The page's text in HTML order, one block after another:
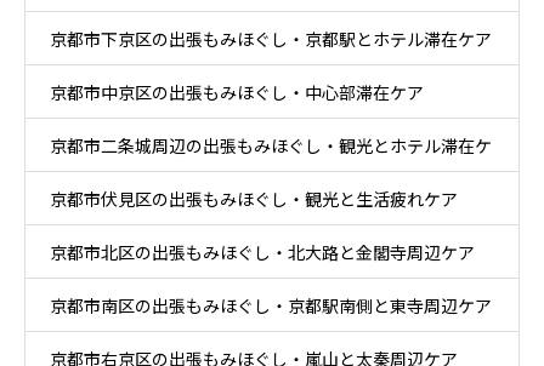
京都市下京区の出張もみほぐし・京都駅とホテル滞在ケア
京都市中京区の出張もみほぐし・中心部滞在ケア
京都市二条城周辺の出張もみほぐし・観光とホテル滞在ケ
ア
京都市伏見区の出張もみほぐし・観光と生活疲れケア
京都市北区の出張もみほぐし・北大路と金閣寺周辺ケア
京都市南区の出張もみほぐし・京都駅南側と東寺周辺ケア
京都市右京区の出張もみほぐし・嵐山と太秦周辺ケア